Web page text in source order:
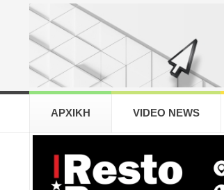
ΑΡΧΙΚΗ VIDEO NEWS